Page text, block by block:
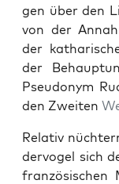
gen über den
von der
der
der
Pseu­do­nym
den Zweit­en
Rel­a­tiv
der­vo­gel sich
franzö­sis­chen